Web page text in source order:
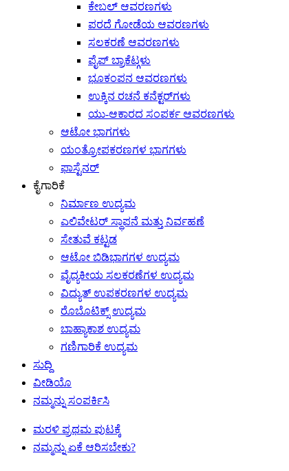
ಕೇಬಲ್ ಆವರಣಗಳು
ಪರದೆ ಗೋಡೆಯ ಆವರಣಗಳು
ಸಲಕರಣೆ ಆವರಣಗಳು
ಪೈಪ್ ಬ್ರಾಕೆಟ್ಗಳು
ಭೂಕಂಪನ ಆವರಣಗಳು
ಉಕ್ಕಿನ ರಚನೆ ಕನೆಕ್ಟರ್‌ಗಳು
ಯು-ಆಕಾರದ ಸಂಪರ್ಕ ಆವರಣಗಳು
ಆಟೋ ಭಾಗಗಳು
ಯಂತ್ರೋಪಕರಣಗಳ ಭಾಗಗಳು
ಫಾಸ್ಟೆನರ್
ಕೈಗಾರಿಕೆ
ನಿರ್ಮಾಣ ಉದ್ಯಮ
ಎಲಿವೇಟರ್ ಸ್ಥಾಪನೆ ಮತ್ತು ನಿರ್ವಹಣೆ
ಸೇತುವೆ ಕಟ್ಟಡ
ಆಟೋ ಬಿಡಿಭಾಗಗಳ ಉದ್ಯಮ
ವೈದ್ಯಕೀಯ ಸಲಕರಣೆಗಳ ಉದ್ಯಮ
ವಿದ್ಯುತ್ ಉಪಕರಣಗಳ ಉದ್ಯಮ
ರೊಬೊಟಿಕ್ಸ್ ಉದ್ಯಮ
ಬಾಹ್ಯಾಕಾಶ ಉದ್ಯಮ
ಗಣಿಗಾರಿಕೆ ಉದ್ಯಮ
ಸುದ್ದಿ
ವೀಡಿಯೊ
ನಮ್ಮನ್ನು ಸಂಪರ್ಕಿಸಿ
ಮರಳಿ ಪ್ರಥಮ ಪುಟಕ್ಕೆ
ನಮ್ಮನ್ನು ಏಕೆ ಆರಿಸಬೇಕು?